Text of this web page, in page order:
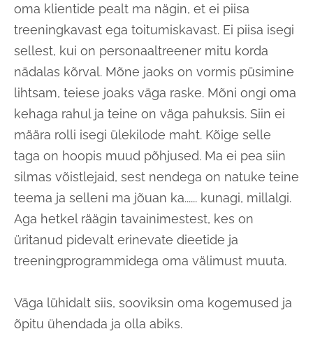
oma klientide pealt ma nägin, et ei piisa
treeningkavast ega toitumiskavast. Ei piisa isegi
sellest, kui on personaaltreener mitu korda
nädalas kõrval. Mõne jaoks on vormis püsimine
lihtsam, teiese joaks väga raske. Mõni ongi oma
kehaga rahul ja teine on väga pahuksis. Siin ei
määra rolli isegi ülekilode maht. Kõige selle
taga on hoopis muud põhjused. Ma ei pea siin
silmas võistlejaid, sest nendega on natuke teine
teema ja selleni ma jõuan ka...... kunagi, millalgi.
Aga hetkel räägin tavainimestest, kes on
üritanud pidevalt erinevate dieetide ja
treeningprogrammidega oma välimust muuta.
Väga lühidalt siis, sooviksin oma kogemused ja
õpitu ühendada ja olla abiks.